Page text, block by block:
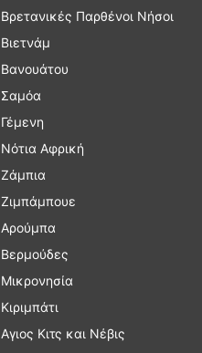
Βρετανικές Παρθένοι Νήσοι
Βιετνάμ
Βανουάτου
Σαμόα
Γέμενη
Νότια Αφρική
Ζάμπια
Ζιμπάμπουε
Αρούμπα
Βερμούδες
Μικρονησία
Κιριμπάτι
Αγιος Κιτς και Νέβις